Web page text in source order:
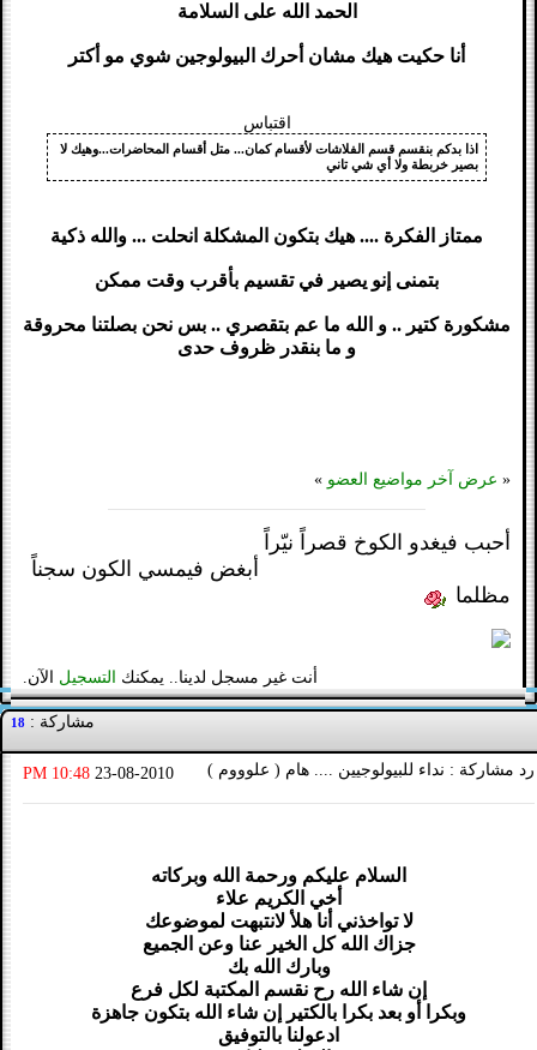
الحمد الله على السلامة
أنا حكيت هيك مشان أحرك البيولوجين شوي مو أكتر
اقتباس
اذا بدكم بنقسم قسم الفلاشات لأقسام كمان... متل أقسام المحاضرات...وهيك لا
بصير خربطة ولا أي شي تاني
ممتاز الفكرة .... هيك بتكون المشكلة انحلت ... والله ذكية
بتمنى إنو يصير في تقسيم بأقرب وقت ممكن
مشكورة كتير .. و الله ما عم بتقصري .. بس نحن بصلتنا محروقة
و ما بنقدر ظروف حدى
« عرض آخر مواضيع العضو »
أحبب فيغدو الكوخ قصراً نيّراً
أبغض فيمسي الكون سجناً
مظلما
أنت غير مسجل لدينا.. يمكنك التسجيل الآن.
مشاركة : 18
رد مشاركة : نداء للبيولوجيين .... هام ( علوووم ) 23-08-2010
10:48 PM
السلام عليكم ورحمة الله وبركاته
أخي الكريم علاء
لا تواخذني أنا هلأ لانتبهت لموضوعك
جزاك الله كل الخير عنا وعن الجميع
وبارك الله بك
إن شاء الله رح نقسم المكتبة لكل فرع
وبكرا أو بعد بكرا بالكتير إن شاء الله بتكون جاهزة
ادعولنا بالتوفيق